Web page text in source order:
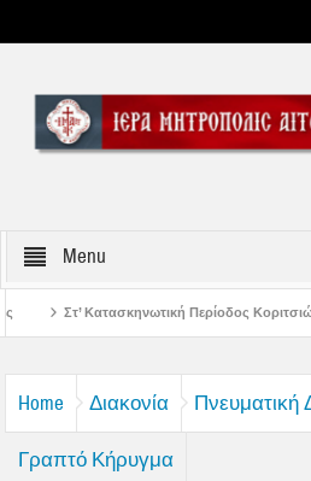
Menu
Περίοδος Κοριτσιών Γυμνασίου
Home Διακονία Πνευματική
Γραπτό Κήρυγμα